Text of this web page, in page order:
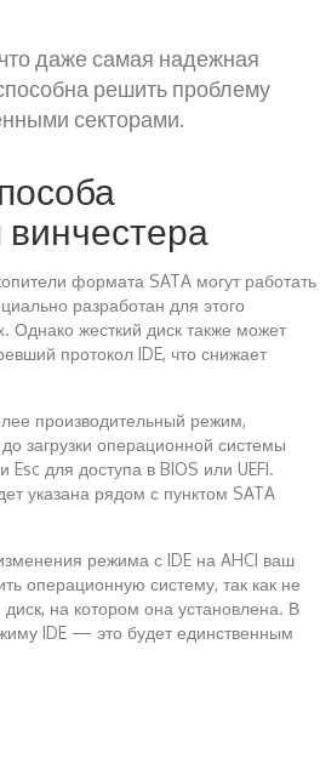
даже самая надежная
решить проблему
секторами.
формата SATA могут работать
разработан для этого
Однако жесткий диск также может
протокол IDE, что снижает
производительный режим,
загрузки операционной системы
для доступа в BIOS или UEFI.
указана рядом с пунктом SATA
режима с IDE на AHCI ваш
операционную систему, так как не
на котором она установлена. В
IDE — это будет единственным